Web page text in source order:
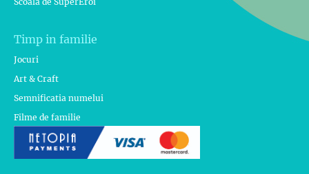
Timp in familie
Jocuri
Art & Craft
Semnificatia numelui
Filme de familie